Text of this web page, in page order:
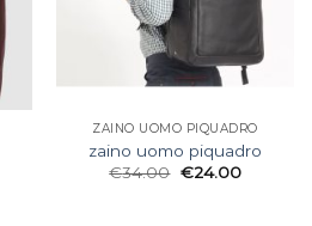
ZAINO UOMO PIQUADRO
zaino uomo piquadro
€34.00 €24.00